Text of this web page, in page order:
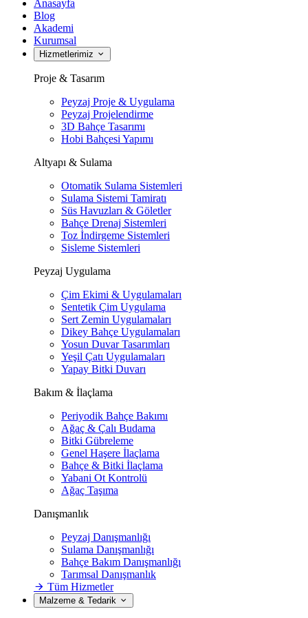
Anasayfa
Blog
Akademi
Kurumsal
Hizmetlerimiz
Proje & Tasarım
Peyzaj Proje & Uygulama
Peyzaj Projelendirme
3D Bahçe Tasarımı
Hobi Bahçesi Yapımı
Altyapı & Sulama
Otomatik Sulama Sistemleri
Sulama Sistemi Tamiratı
Süs Havuzları & Göletler
Bahçe Drenaj Sistemleri
Toz İndirgeme Sistemleri
Sisleme Sistemleri
Peyzaj Uygulama
Çim Ekimi & Uygulamaları
Sentetik Çim Uygulama
Sert Zemin Uygulamaları
Dikey Bahçe Uygulamaları
Yosun Duvar Tasarımları
Yeşil Çatı Uygulamaları
Yapay Bitki Duvarı
Bakım & İlaçlama
Periyodik Bahçe Bakımı
Ağaç & Çalı Budama
Bitki Gübreleme
Genel Haşere İlaçlama
Bahçe & Bitki İlaçlama
Yabani Ot Kontrolü
Ağaç Taşıma
Danışmanlık
Peyzaj Danışmanlığı
Sulama Danışmanlığı
Bahçe Bakım Danışmanlığı
Tarımsal Danışmanlık
Tüm Hizmetler
Malzeme & Tedarik